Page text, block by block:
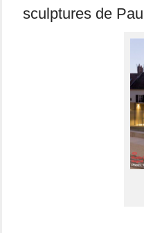
sculptures de